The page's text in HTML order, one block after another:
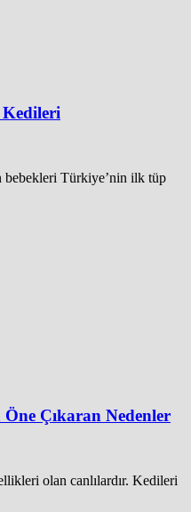
bebekleri Türkiye’nin ilk tüp
Çıkaran Nedenler
olan canlılardır. Kedileri